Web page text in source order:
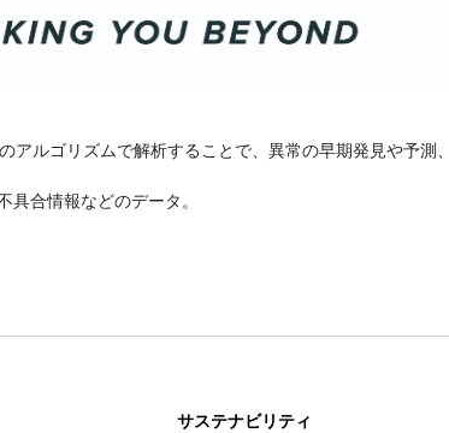
ルゴリズムで解析することで、異常の早期発見や予測
合情報などのデータ。
サステナビリティ